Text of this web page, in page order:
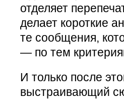
отделяет
делает короткие
те сообщения,
— по тем
И только после
выстраивающий